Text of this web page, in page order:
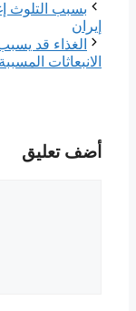
ﺑﺴﺒﺐ ﺍﻟﺘﻠﻮﺙ
ﺇﻳﺮﺍﻥ
ﺍﻟﻐﺬﺍﺀ ﻗﺪ
ﺍﻻﻧﺒﻌﺎﺛﺎﺕ
أضف تعليق